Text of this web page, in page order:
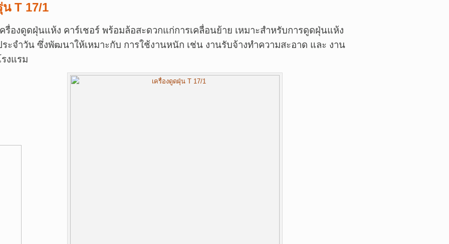
น T 17/1
ครื่องดูดฝุ่นแห้ง คาร์เชอร์ พร้อมล้อสะดวกแก่การเคลื่อนย้าย เหมาะสำหรับการดูดฝุ่นแห้ง
ระจำวัน ซึ่งพัฒนาให้เหมาะกับ การใช้งานหนัก เช่น งานรับจ้างทำความสะอาด และ งาน
งแรม